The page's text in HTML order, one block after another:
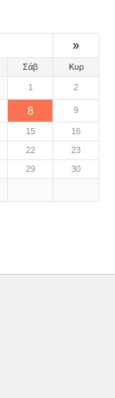
»
Σάβ Κυρ
1 2
8 9
15
16
22
23
29 30